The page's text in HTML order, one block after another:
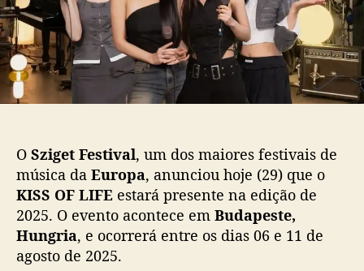
t
ç
ã
o
e
s
t
a
o
n
f
i
r
O Sziget Festival, um dos maiores festivais de
música da Europa, anunciou hoje (29) que o
KISS OF LIFE estará presente na edição de
2025. O evento acontece em Budapeste,
Hungria, e ocorrerá entre os dias 06 e 11 de
agosto de 2025.